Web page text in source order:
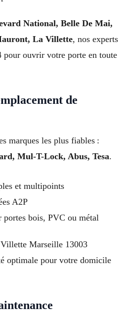
National, Belle De Mai,
La Villette, nos experts
pour ouvrir votre porte en toute
de
marques les plus fiables :
Mul-T-Lock, Abus, Tesa.
et multipoints
A2P
portes bois, PVC ou métal
Marseille 13003
optimale pour votre domicile